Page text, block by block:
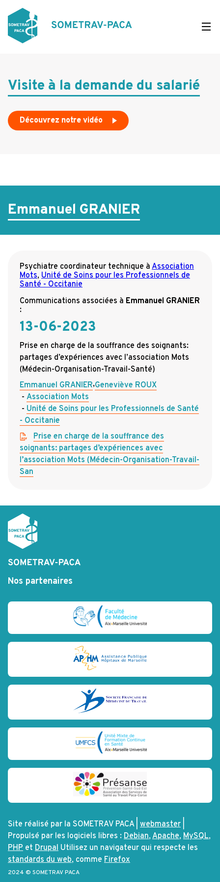
au
contenu
principal
Visite à la demande du salarié
Découvrez notre vidéo
Emmanuel GRANIER
Psychiatre coordinateur technique à Association
Mots, Unité de Soins pour les Professionnels de
Santé - Occitanie
Communications associées à Emmanuel GRANIER
:
13-06-2023
Prise en charge de la souffrance des soignants:
partages d’expériences avec l’association Mots
(Médecin-Organisation-Travail-Santé)
Emmanuel GRANIER,Geneviève ROUX
Association Mots
Unité de Soins pour les Professionnels de Santé
- Occitanie
Prise en charge de la souffrance des
soignants: partages d’expériences avec
l’association Mots (Médecin-Organisation-Travail-
San
Nos partenaires
2024 © SOMETRAV PACA
Site réalisé par la SOMETRAV PACA | webmaster
Propulsé par les logiciels libres : Debian,Apache, MySQL,
PHP et Drupal Utilisez un navigateur qui respecte les
standards du web, comme Firefox